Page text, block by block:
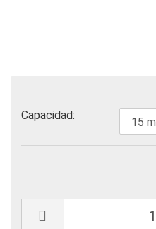
Capacidad: